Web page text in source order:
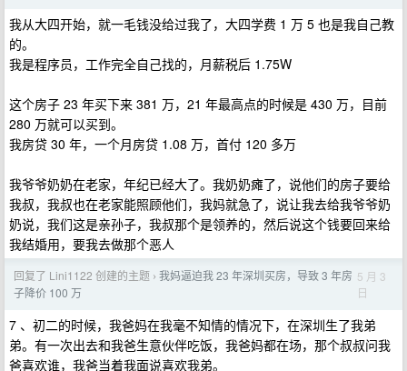
我从大四开始，就一毛钱没给过我了，大四学费 1 万 5 也是我自己教
的。
我是程序员，工作完全自己找的，月薪税后 1.75W
这个房子 23 年买下来 381 万，21 年最高点的时候是 430 万，目前
280 万就可以买到。
我房贷 30 年，一个月房贷 1.08 万，首付 120 多万
我爷爷奶奶在老家，年纪已经大了。我奶奶瘫了，说他们的房子要给
我叔，我叔也在老家能照顾他们，我妈就急了，说让我去给我爷爷奶
奶说，我们这是亲孙子，我叔那个是领养的，然后说这个钱要回来给
我结婚用，要我去做那个恶人
回复了 Lini1122 创建的主题 › 我妈逼迫我 23 年深圳买房，导致 3 年房
子降价 100 万
5 月 3
日
7 、初二的时候，我爸妈在我毫不知情的情况下，在深圳生了我弟
弟。有一次出去和我爸生意伙伴吃饭，我爸妈都在场，那个叔叔问我
爸喜欢谁，我爸当着我面说喜欢我弟。